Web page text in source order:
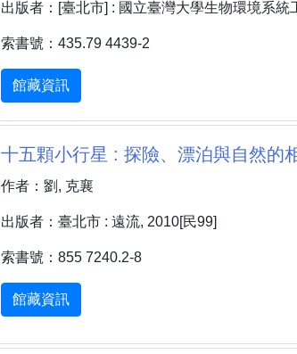
出版者：[臺北市] : 國立臺灣大學生物環境系
索書號：435.79 4439-2
館藏資訊
十五顆小行星 : 探險、漂泊與自然的
作者：劉, 克襄
出版者：臺北市 : 遠流, 2010[民99]
索書號：855 7240.2-8
館藏資訊